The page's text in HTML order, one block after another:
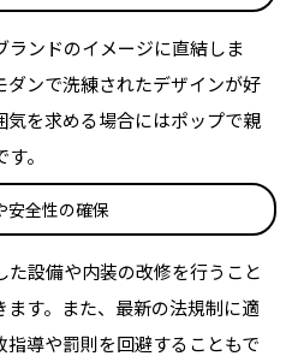
ンドのイメージに直結しま
ダンで洗練されたデザインが好
気を求める場合にはポップで親
。
安全性の確保
設備や内装の改修を行うこと
す。また、最新の法規制に適
導や罰則を回避することもで